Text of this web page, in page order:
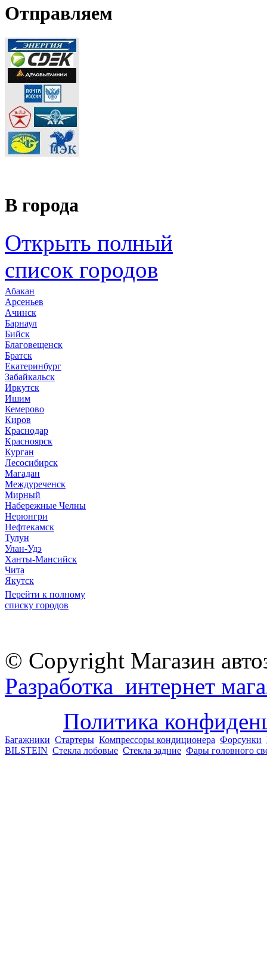
Отправляем
В города
Открыть полный
список городов
Абакан
Арсеньев
Ачинск
Барнаул
Бийск
Благовещенск
Братск
Екатеринбург
Забайкальск
Иркутск
Ишим
Кемерово
Киров
Краснодар
Красноярск
Курган
Лесосибирск
Магадан
Междуреченск
Мирный
Набережные Челны
Нерюнгри
Нефтекамск
Тулун
Улан-Удэ
Ханты-Мансийск
Чита
Якутск
Перейти к полному
списку городов
© Copyright Магазин
Разработка интернет
Политика
Багажники Стартеры Компрессоры кондиционера Форсунки
BILSTEIN Стекла лобовые Стекла задние Фары головного